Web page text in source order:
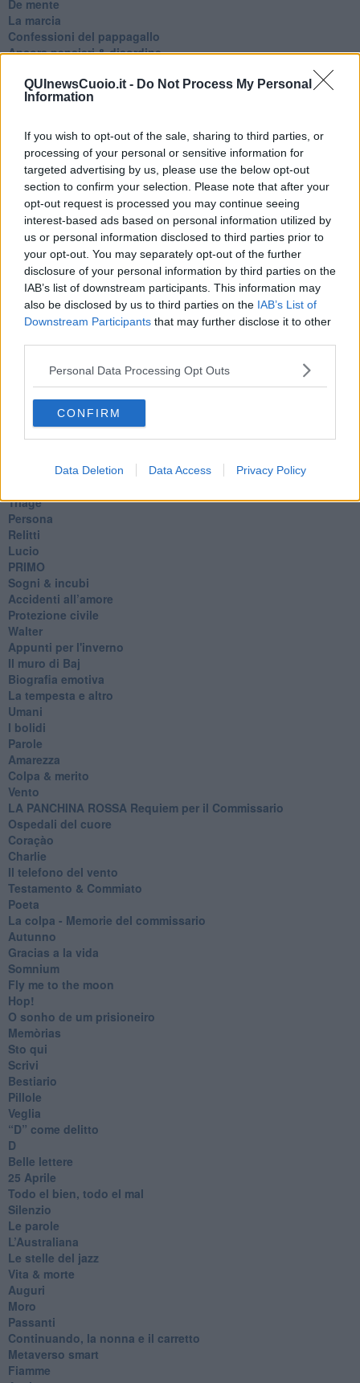
QUInewsCuoio.it - Do Not Process My Personal
Information
If you wish to opt-out of the sale, sharing to third parties, or
processing of your personal or sensitive information for
targeted advertising by us, please use the below opt-out
section to confirm your selection. Please note that after your
opt-out request is processed you may continue seeing
interest-based ads based on personal information utilized by
us or personal information disclosed to third parties prior to
your opt-out. You may separately opt-out of the further
disclosure of your personal information by third parties on the
IAB’s list of downstream participants. This information may
also be disclosed by us to third parties on the IAB’s List of
Downstream Participants that may further disclose it to other
Personal Data Processing Opt Outs
CONFIRM
Data Deletion Data Access Privacy Policy
De mente
La marcia
Confessioni del pappagallo
Ancora pensieri & disordine
Odi et amo
Pensieri in disordine sparso
La strada
Caso & cambiamento
Com'esuli pensieri
La trappola di Tucidide, o della 3ª C
L'evoluzione umana
Ad Astra
Storia di io - Quasi un compito in classe
Quasi una lezione
Spleen
Lettera a un amico
Lettera al sultano
I sogni del mattino
La calura
Armani
Via Firenze
Album
Tristezza
I libri
La scadenza
Triage
Persona
Relitti
Lucio
PRIMO
Sogni & incubi
Accidenti all’amore
Protezione civile
Walter
Appunti per l'inverno
Il muro di Baj
Biografia emotiva
La tempesta e altro
Umani
I bolidi
Parole
Amarezza
Colpa & merito
Vento
​LA PANCHINA ROSSA Requiem per il Commissario
Ospedali del cuore
Coraçào
Charlie
Il telefono del vento
Testamento & Commiato
Poeta
​La colpa - Memorie del commissario
Autunno
Gracias a la vida
Somnium
Fly me to the moon
Hop!
O sonho de um prisioneiro
Memòrias
Sto qui
Scrivi
Bestiario
Pillole
Veglia
​“D” come delitto
D
Belle lettere
25 Aprile
Todo el bien, todo el mal
Silenzio
Le parole
​L’Australiana
Le stelle del jazz
Vita & morte
Auguri
Moro
Passanti
Continuando, la nonna e il carretto
Metaverso smart
Fiamme